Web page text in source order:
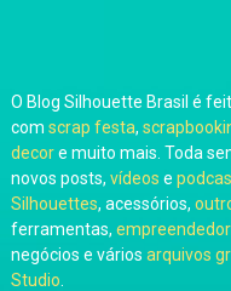
O Blog Silhouette Brasil é
com scrap festa,
decore muito mais. Toda
novos posts, vídeos e
Silhouettes, acessórios,
ferramentas,
negócios e vários arquivos
Studio